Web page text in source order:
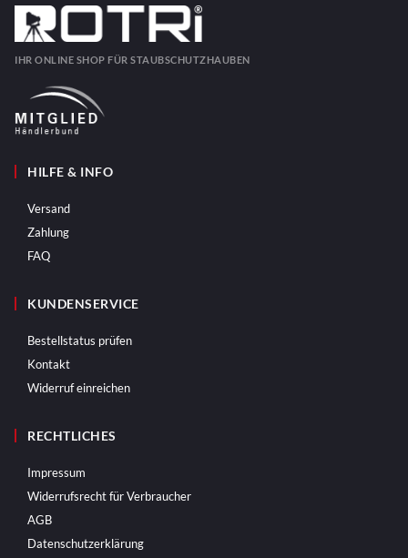
IHR ONLINE SHOP FÜR STAUBSCHUTZHAUBEN
HILFE & INFO
Versand
Zahlung
FAQ
KUNDENSERVICE
Bestellstatus prüfen
Kontakt
Widerruf einreichen
RECHTLICHES
Impressum
Widerrufsrecht für Verbraucher
AGB
Datenschutzerklärung